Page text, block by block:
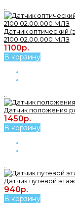
Датчик оптический
2100.02.00.000 МЛЗ
1100р.
В корзину
Датчик положения
1450р.
В корзину
Датчик путевой
940р.
В корзину